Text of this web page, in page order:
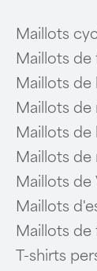
Maillots
Maillots de
Maillots de
Maillots de
Maillots de
Maillots
Maillots de
Maillots
Maillots
T-shirts